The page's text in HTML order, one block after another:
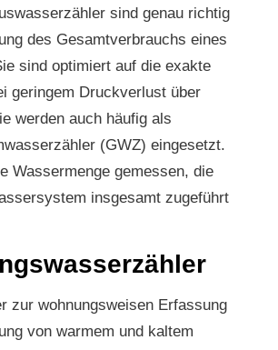
sind genau richtig
des Gesamtverbrauchs eines
sind optimiert auf die exakte
geringem Druckverlust über
werden auch häufig als
(GWZ) eingesetzt.
Wassermenge gemessen, die
insgesamt zugeführt
zur wohnungsweisen Erfassung
von warmem und kaltem